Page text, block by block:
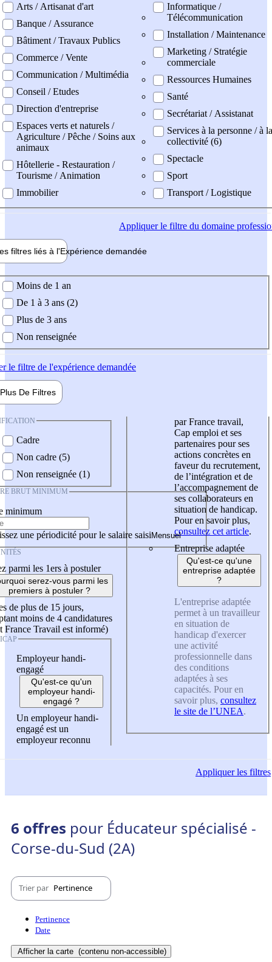
Arts / Artisanat d'art
Banque / Assurance
Bâtiment / Travaux Publics
Commerce / Vente
Communication / Multimédia
Conseil / Etudes
Direction d'entreprise
Espaces verts et naturels /
Agriculture / Pêche / Soins aux
animaux
Hôtellerie - Restauration /
Tourisme / Animation
Immobilier
Informatique /
Télécommunication
Installation / Maintenance
Marketing / Stratégie
commerciale
Ressources Humaines
Santé
Secrétariat / Assistanat
Services à la personne / à la
collectivité (6)
Spectacle
Sport
Transport / Logistique
Appliquerle filtre du domaine
filtres liés à l'Expérience demandée
demandée
Moins de 1 an
De 1 à 3 ans (2)
Plus de 3 ans
Non renseignée
le filtre de l'expérience demandée
Plus De Filtres
Cadre
Non cadre (5)
Non renseignée (1)
BRUT MINIMUM
minimum
une périodicité pour le salaire saisi
parmi les 1ers à postuler
serez-vous parmi les
premiers à postuler ?
de plus de 15 jours,
moins de 4 candidatures
France Travail est informé)
Employeur handi-
engagé
Qu'est-ce qu'un
employeur handi-
engagé ?
Un employeur handi-
engagé est un
employeur reconnu
par France travail,
Cap emploi et ses
partenaires pour ses
actions concrètes en
faveur du recrutement,
de l’intégration et de
l’accompagnement de
ses collaborateurs en
situation de handicap.
Pour en savoir plus,
consultez cet article.
Entreprise adaptée
Qu'est-ce qu'une
entreprise adaptée
?
L'entreprise adaptée
permet à un travailleur
en situation de
handicap d'exercer
une activité
professionnelle dans
des conditions
adaptées à ses
capacités. Pour en
savoir plus, consultez
le site de l’UNEA.
Appliquerles filtres
6 offres pour Éducateur spécialisé -
Corse-du-Sud (2A)
Trier par Pertinence
Pertinence
Date
Afficher la carte (contenu non-accessible)